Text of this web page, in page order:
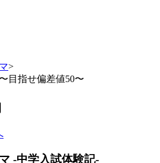
>
目指せ偏差値50〜